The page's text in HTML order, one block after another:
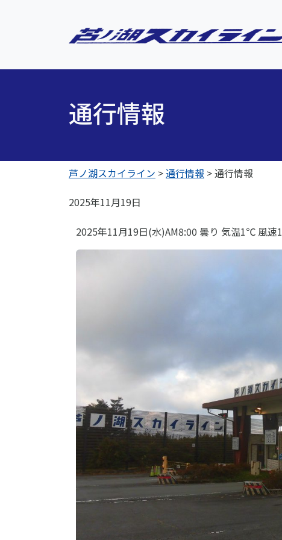
通行情報
芦ノ湖スカイライン >通行情報 >通行情報
2025年11月19日
2025年11月19日(水)AM8:00 曇り 気温1℃ 風速1